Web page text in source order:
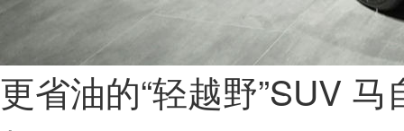
更省油的“轻越野”SUV